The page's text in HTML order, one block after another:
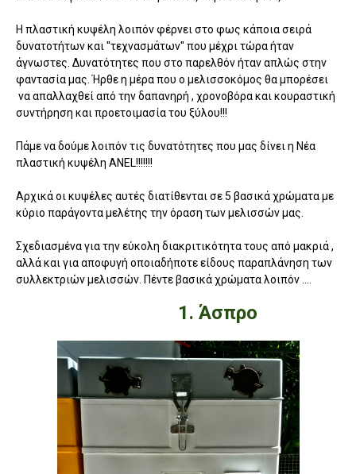
Η πλαστική κυψέλη λοιπόν φέρνει στο φως κάποια σειρά
δυνατοτήτων και ''τεχνασμάτων'' που μέχρι τώρα ήταν
άγνωστες. Δυνατότητες που στο παρελθόν ήταν απλώς στην
φαντασία μας. Ήρθε η μέρα που ο μελισσοκόμος θα μπορέσει
να απαλλαχθεί από την δαπανηρή , χρονοβόρα και κουραστική
συντήρηση και προετοιμασία του ξύλου!!!
Πάμε να δούμε λοιπόν τις δυνατότητες που μας δίνει η Νέα
πλαστική κυψέλη ANEL!!!!!!!
Αρχικά οι κυψέλες αυτές διατίθενται σε 5 βασικά χρώματα με
κύριο παράγοντα μελέτης την όραση των μελισσών μας.
Σχεδιασμένα για την εύκολη διακριτικότητα τους από μακριά ,
αλλά και για αποφυγή οποιαδήποτε είδους παραπλάνηση των
συλλεκτριών μελισσών. Πέντε βασικά χρώματα λοιπόν ....
1. Άσπρο